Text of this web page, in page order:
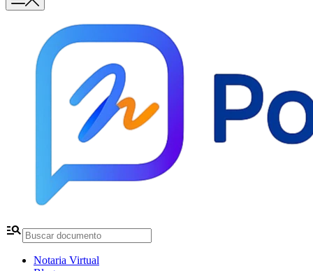
manage_search
Notaria Virtual